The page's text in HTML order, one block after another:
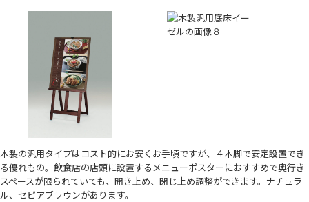
木製の汎用タイプはコスト的にお安くお手頃ですが、４本脚で安定設置でき
る優れもの。飲食店の店頭に設置するメニューポスターにおすすめで奥行き
スペースが限られていても、開き止め、閉じ止め調整ができます。ナチュラ
ル、セピアブラウンがあります。